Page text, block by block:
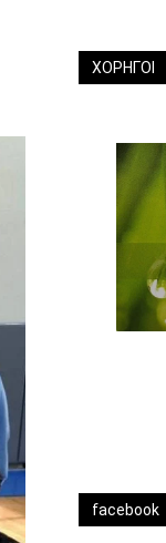
ΧΟΡΗΓΟΙ
facebook